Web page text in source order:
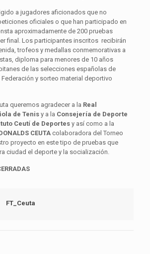
a jugadores aficionados que no
oficiales o que han participado en
aproximadamente de 200 pruebas
final. Los participantes inscritos recibirán
trofeos y medallas conmemorativas a
diploma para menores de 10 años
de las selecciones españolas de
Federación y sorteo material deportivo
queremos agradecer a la Real
de Tenisy a la Consejería de Deporte
Ceutí de Deportesy así como a la
CEUTAcolaboradora del Torneo
proyecto en este tipo de pruebas que
ciudad el deporte y la socialización.
FT_Ceuta